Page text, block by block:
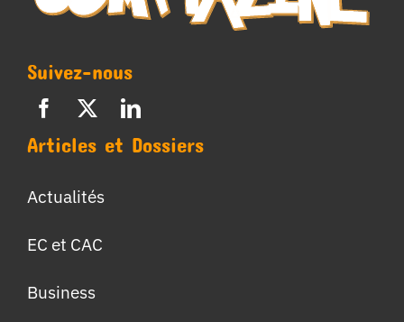
Suivez-nous
Articles et Dossiers
Actualités
EC et CAC
Business